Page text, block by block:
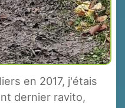
en 2017, j'étais
dernier ravito,